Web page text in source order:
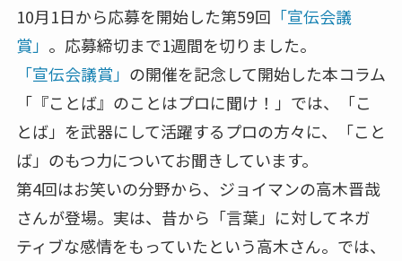
10月1日から応募を開始した第59回 「宣伝会議
賞」 。応募締切まで1週間を切りました。
「宣伝会議賞」 の開催を記念して開始した本コラム
「『ことば』のことはプロに聞け！」では、「こ
とば」を武器にして活躍するプロの方々に、「こと
ば」のもつ力についてお聞きしています。
第4回はお笑いの分野から、ジョイマンの高木晋哉
さんが登場。実は、昔から「言葉」に対してネガ
ティブな感情をもっていたという高木さん。では、